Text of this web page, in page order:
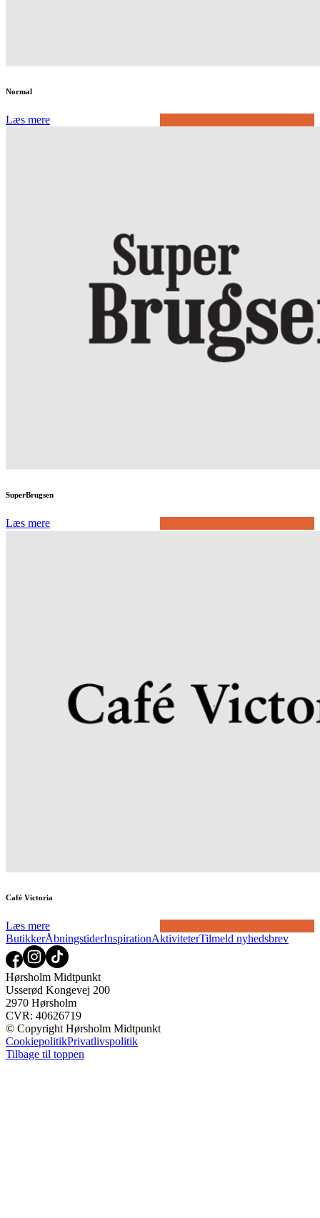
Normal
Læs mere
SuperBrugsen
Læs mere
Café Victoria
Læs mere
ButikkerÅbningstiderInspirationAktiviteterTilmeld nyhedsbrev
Hørsholm Midtpunkt
Usserød Kongevej 200
2970 Hørsholm
CVR: 40626719
© Copyright Hørsholm Midtpunkt
CookiepolitikPrivatlivspolitik
Tilbage til toppen